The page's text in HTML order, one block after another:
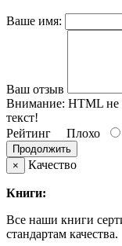
Ваше имя:
Ваш отзыв
Внимание: HTML не
текст!
Рейтинг Плохо
Продолжить
×
Качество
Книги:
Все наши книги
стандартам качества.